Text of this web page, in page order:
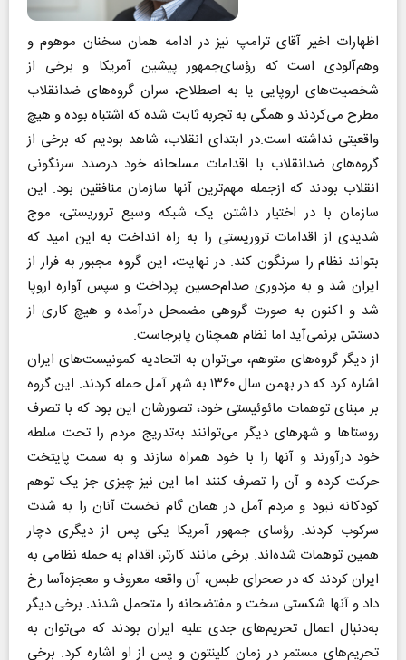
اظهارات اخیر آقای ترامپ نیز در ادامه همان سخنان موهوم و
وهم‌آلودی است که رؤسای‌جمهور پیشین آمریکا و برخی از
شخصیت‌های اروپایی یا به اصطلاح، سران گروه‌های ضد‌انقلاب
مطرح می‌کردند و همگی به تجربه ثابت شده که اشتباه بوده و هیچ
واقعیتی نداشته است.در ابتدای انقلاب، شاهد بودیم که برخی از
گروه‌های ضد‌انقلاب با اقدامات مسلحانه خود درصدد سرنگونی
انقلاب بودند که ازجمله مهم‌ترین آنها سازمان منافقین بود. این
سازمان با در اختیار داشتن یک شبکه وسیع تروریستی، موج
شدیدی از اقدامات تروریستی را به راه انداخت به این امید که
بتواند نظام را سرنگون کند. در نهایت، این گروه مجبور به فرار از
ایران شد و به مزدوری صدام‌حسین پرداخت و سپس آواره اروپا
شد و اکنون به صورت گروهی مضمحل درآمده و هیچ کاری از
دستش برنمی‌آید اما نظام همچنان پابرجاست.
از دیگر گروه‌های متوهم، می‌توان به اتحادیه کمونیست‌های ایران
اشاره کرد که در بهمن سال ۱۳۶۰ به شهر آمل حمله کردند. این گروه
بر مبنای توهمات مائوئیستی خود، تصورشان این بود که با تصرف
روستاها و شهرهای دیگر می‌توانند به‌تدریج مردم را تحت سلطه
خود درآورند و آنها را با خود همراه سازند و به سمت پایتخت
حرکت کرده و آن را تصرف کنند اما این نیز چیزی جز یک توهم
کودکانه نبود و مردم آمل در همان گام نخست آنان را به شدت
سرکوب کردند. رؤسای جمهور آمریکا یکی پس از دیگری دچار
همین توهمات شده‌اند. برخی مانند کارتر، اقدام به حمله نظامی به
ایران کردند که در صحرای طبس، آن واقعه معروف و معجزه‌آسا رخ
داد و آنها شکستی سخت و مفتضحانه را متحمل شدند. برخی دیگر
به‌دنبال اعمال تحریم‌های جدی علیه ایران بودند که می‌توان به
تحریم‌های مستمر در زمان کلینتون و پس از او اشاره کرد. برخی